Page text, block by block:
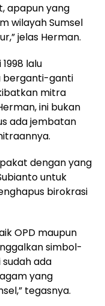
apapun yang
wilayah Sumsel
jelas Herman.
lalu
berganti-ganti
mitra
ini bukan
ada jembatan
dengan yang
untuk
birokrasi
OPD maupun
simbol-
ada
yang
tegasnya.